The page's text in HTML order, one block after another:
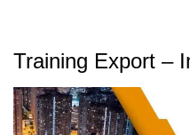
Training Export –